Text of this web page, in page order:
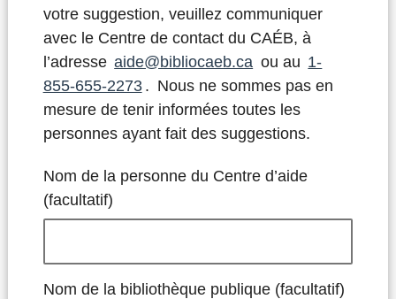
votre suggestion, veuillez communiquer
avec le Centre de contact du CAÉB, à
l’adresse aide@bibliocaeb.ca ou au 1-
855-655-2273 . Nous ne sommes pas en
mesure de tenir informées toutes les
personnes ayant fait des suggestions.
Nom de la personne du Centre d’aide
(facultatif)
Nom de la bibliothèque publique (facultatif)